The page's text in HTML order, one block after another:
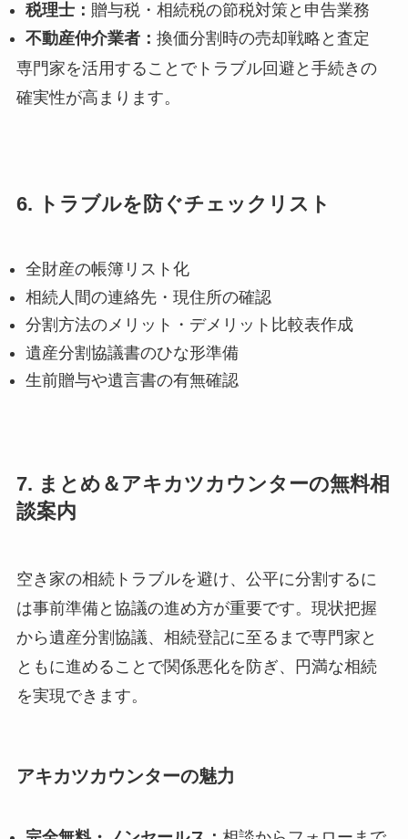
税理士： 贈与税・相続税の節税対策と申告業務
不動産仲介業者： 換価分割時の売却戦略と査定
専門家を活用することでトラブル回避と手続きの
確実性が高まります。
6. トラブルを防ぐチェックリスト
全財産の帳簿リスト化
相続人間の連絡先・現住所の確認
分割方法のメリット・デメリット比較表作成
遺産分割協議書のひな形準備
生前贈与や遺言書の有無確認
7. まとめ＆アキカツカウンターの無料相
談案内
空き家の相続トラブルを避け、公平に分割するに
は事前準備と協議の進め方が重要です。現状把握
から遺産分割協議、相続登記に至るまで専門家と
ともに進めることで関係悪化を防ぎ、円満な相続
を実現できます。
アキカツカウンターの魅力